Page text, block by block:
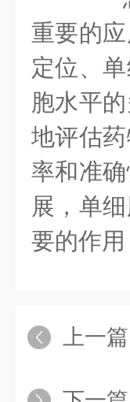
重要的
定位、
胞水平
地评估
率和准
展，单
要的作
上一篇